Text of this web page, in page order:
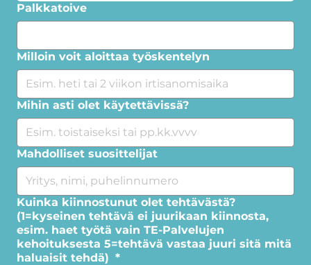
Palkkatoive
Milloin voit aloittaa työskentelyn
Mihin asti olet käytettävissä?
Mahdolliset suosittelijat
Kuinka kiinnostunut olet tehtävästä?
(1=kyseinen tehtävä ei juurikaan kiinnosta,
esim. haet työtä vain TE-Palvelujen
kehoituksesta 5=tehtävä vastaa juuri sitä mitä
haluaisit tehdä) *